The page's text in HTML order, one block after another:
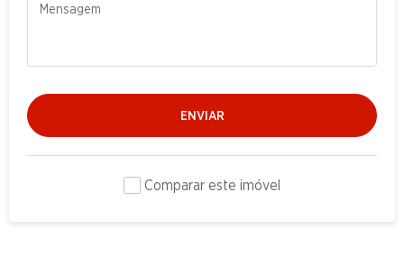
ENVIAR
Comparar este imóvel